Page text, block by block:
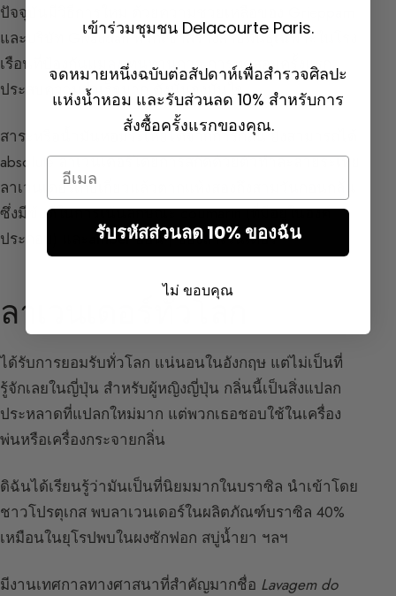
ปัจจุบันมีวิธีการใหม่ ด้วยความช่วยเหลือของ Grieppam
และบริษัท Givaudan พวกเขาสร้างสายพันธุ์เฉพาะในโรง
เรือนที่ป้องกันแมลง ทนทานกว่า การทดสอบครั้งแรก
ประสบความสำเร็จมาก ดังนั้นจงมั่นใจ
สาระหรือน้ำมันหอมระเหยได้จากการกลั่น ยังสามารถได้
absolute ลาเวนเดอร์โดยการสกัดด้วยตัวทำละลายระเหย
ลาเวนเดอร์เก็บเกี่ยวแล้วตากแห้งสองถึงสามวันก่อนกลั่น
ซึ่งมีข้อดีในการเน้นลักษณะ coumarin (ที่มีอยู่ในองค์
ประกอบ) และ
amber อ่อนๆของลาเวนเดอร์
ลาเวนเดอร์ทั่วโลก
ได้รับการยอมรับทั่วโลก แน่นอนในอังกฤษ แต่ไม่เป็นที่
รู้จักเลยในญี่ปุ่น สำหรับผู้หญิงญี่ปุ่น กลิ่นนี้เป็นสิ่งแปลก
ประหลาดที่แปลกใหม่มาก แต่พวกเธอชอบใช้ในเครื่อง
พ่นหรือเครื่องกระจายกลิ่น
ดิฉันได้เรียนรู้ว่ามันเป็นที่นิยมมากในบราซิล นำเข้าโดย
ชาวโปรตุเกส พบลาเวนเดอร์ในผลิตภัณฑ์บราซิล 40%
เหมือนในยุโรปพบในผงซักฟอก สบู่น้ำยา ฯลฯ
มีงานเทศกาลทางศาสนาที่สำคัญมากชื่อ Lavagem do
เข้าร่วมชุมชน Delacourte Paris.
จดหมายหนึ่งฉบับต่อสัปดาห์เพื่อสำรวจศิลปะ
แห่งน้ำหอม และรับส่วนลด 10% สำหรับการ
สั่งซื้อครั้งแรกของคุณ.
Email
รับรหัสส่วนลด 10% ของฉัน
ไม่ ขอบคุณ